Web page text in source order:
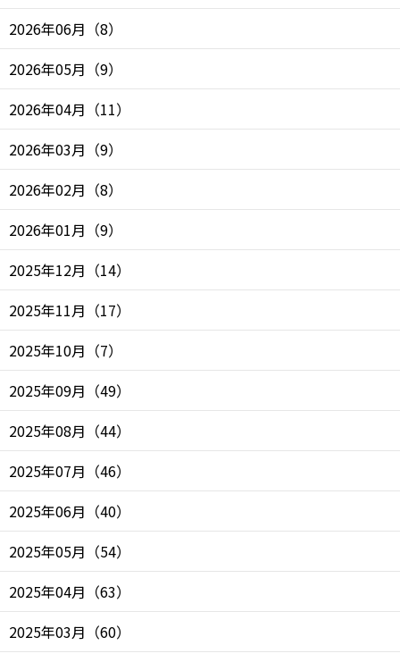
2026年06月 （8）
2026年05月 （9）
2026年04月 （11）
2026年03月 （9）
2026年02月 （8）
2026年01月 （9）
2025年12月 （14）
2025年11月 （17）
2025年10月 （7）
2025年09月 （49）
2025年08月 （44）
2025年07月 （46）
2025年06月 （40）
2025年05月 （54）
2025年04月 （63）
2025年03月 （60）